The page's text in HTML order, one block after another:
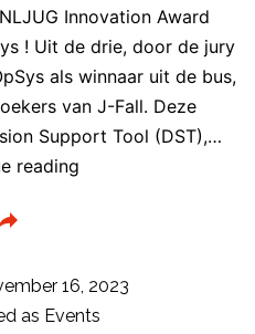
Innovation Award
! Uit de drie, door de jury
als winnaar uit de bus,
van J-Fall. Deze
Support Tool (DST),…
reading
NLJUG
INNOVATION
16, 2023
as Events